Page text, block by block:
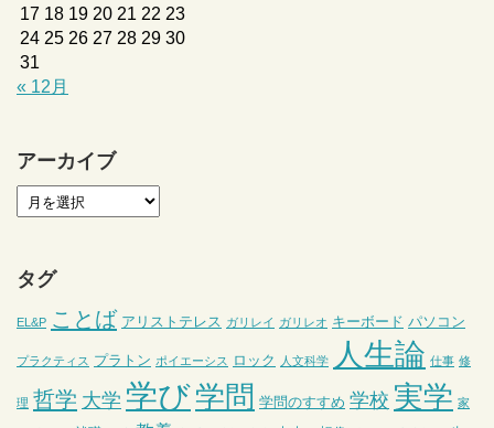
17 18 19 20 21 22 23
24 25 26 27 28 29 30
31
« 12月
アーカイブ
タグ
EL&P ことば アリストテレス ガリレイ ガリレオ キーボード パソコン
プラクティス プラトン ポイエーシス ロック 人文科学 人生論 仕事 修
理 哲学 大学 学び学問 学問のすすめ 学校 実学 家